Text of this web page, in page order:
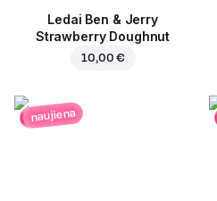
Ledai Ben & Jerry
Strawberry Doughnut
10,00 €
naujiena